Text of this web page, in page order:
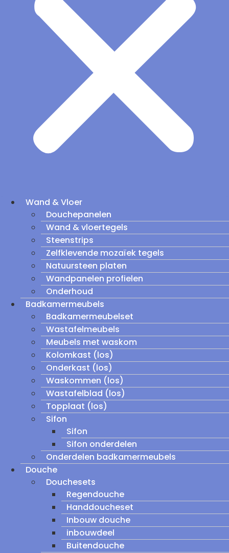
Wand & Vloer
Douchepanelen
Wand & vloertegels
Steenstrips
Zelfklevende mozaïek tegels
Natuursteen platen
Wandpanelen profielen
Onderhoud
Badkamermeubels
Badkamermeubelset
Wastafelmeubels
Meubels met waskom
Kolomkast (los)
Onderkast (los)
Waskommen (los)
Wastafelblad (los)
Topplaat (los)
Sifon
Sifon
Sifon onderdelen
Onderdelen badkamermeubels
Douche
Douchesets
Regendouche
Handdoucheset
Inbouw douche
inbouwdeel
Buitendouche